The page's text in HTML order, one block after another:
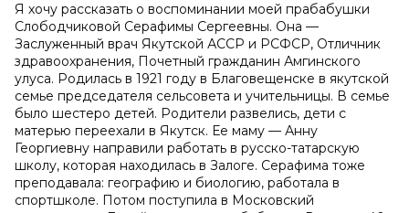
Я хочу рассказать о воспоминании моей прабабушки
Слободчиковой Серафимы Сергеевны. Она —
Заслуженный врач Якутской АССР и РСФСР, Отличник
здравоохранения, Почетный гражданин Амгинского
улуса. Родилась в 1921 году в Благовещенске в якутской
семье председателя сельсовета и учительницы. В семье
было шестеро детей. Родители развелись, дети с
матерью переехали в Якутск. Ее маму — Анну
Георгиевну направили работать в русско-татарскую
школу, которая находилась в Залоге. Серафима тоже
преподавала: географию и биологию, работала в
спортшколе. Потом поступила в Московский